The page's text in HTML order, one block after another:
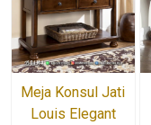
Meja Konsul Jati
Louis Elegant